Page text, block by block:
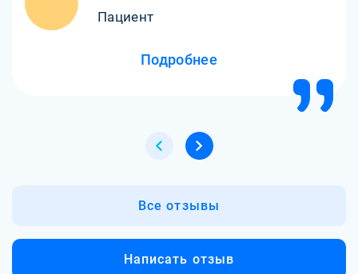
Пациент
Подробнее
Все отзывы
Написать отзыв